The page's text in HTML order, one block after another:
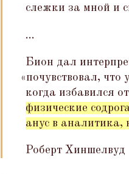
слежки за мной и
...
Бион дал
«почувствовал, что
когда избавился
физические
анус в аналитика,
Роберт Хиншелвуд